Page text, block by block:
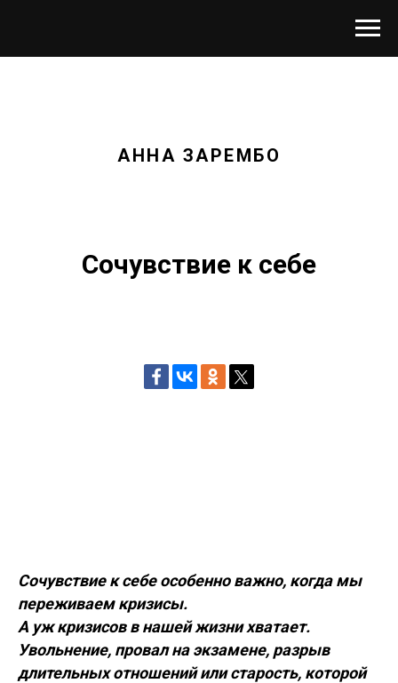
АННА ЗАРЕМБО
Сочувствие к себе
Сочувствие к себе особенно важно, когда мы
переживаем кризисы.
А уж кризисов в нашей жизни хватает.
Увольнение, провал на экзамене, разрыв
длительных отношений или старость, которой